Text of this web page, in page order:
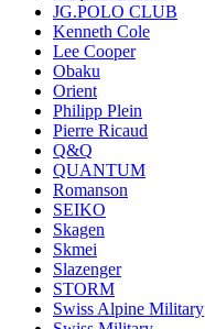
JG.POLO CLUB
Kenneth Cole
Lee Cooper
Obaku
Orient
Philipp Plein
Pierre Ricaud
Q&Q
QUANTUM
Romanson
SEIKO
Skagen
Skmei
Slazenger
STORM
Swiss Alpine Military